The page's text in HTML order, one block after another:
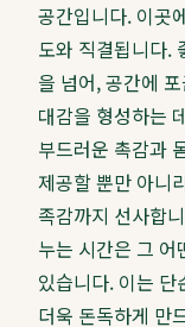
공간입니다. 이곳
도와 직결됩니다.
을 넘어, 공간에
대감을 형성하는
부드러운 촉감과
제공할 뿐만 아니
족감까지 선사합
누는 시간은 그
있습니다. 이는
더욱 돈독하게 만